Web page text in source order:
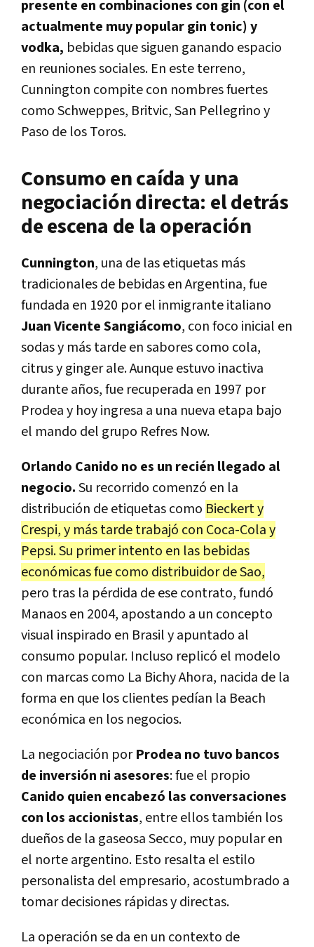
presente en combinaciones con gin (con el
actualmente muy popular gin tonic) y
vodka, bebidas que siguen ganando espacio
en reuniones sociales. En este terreno,
Cunnington compite con nombres fuertes
como Schweppes, Britvic, San Pellegrino y
Paso de los Toros.
Consumo en caída y una
negociación directa: el detrás
de escena de la operación
Cunnington, una de las etiquetas más
tradicionales de bebidas en Argentina, fue
fundada en 1920 por el inmigrante italiano
Juan Vicente Sangiácomo, con foco inicial en
sodas y más tarde en sabores como cola,
citrus y ginger ale. Aunque estuvo inactiva
durante años, fue recuperada en 1997 por
Prodea y hoy ingresa a una nueva etapa bajo
el mando del grupo Refres Now.
Orlando Canido no es un recién llegado al
negocio.Su recorrido comenzó en la
distribución de etiquetas como Bieckert y
Crespi, y más tarde trabajó con Coca-Cola y
Pepsi. Su primer intento en las bebidas
económicas fue como distribuidor de Sao,
pero tras la pérdida de ese contrato, fundó
Manaos en 2004, apostando a un concepto
visual inspirado en Brasil y apuntado al
consumo popular. Incluso replicó el modelo
con marcas como La Bichy Ahora, nacida de la
forma en que los clientes pedían la Beach
económica en los negocios.
La negociación porProdea no tuvo bancos
de inversión ni asesores: fue el propio
Canido quien encabezó las conversaciones
con los accionistas, entre ellos también los
dueños de la gaseosa Secco, muy popular en
el norte argentino. Esto resalta el estilo
personalista del empresario, acostumbrado a
tomar decisiones rápidas y directas.
La operación se da en un contexto de